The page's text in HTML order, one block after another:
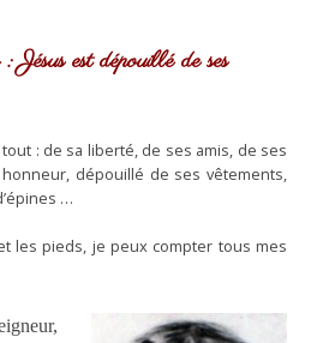
Jésus est dépouillé de ses
: de sa liberté, de ses amis, de ses
dépouillé de ses vêtements,
…
les pieds, je peux compter tous mes